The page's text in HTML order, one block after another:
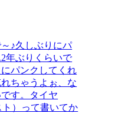
♪久しぶりにパ
年ぶりくらいで
パンクしてくれ
ちゃうよぉ、な
す。タイヤ
ト）って書いてか